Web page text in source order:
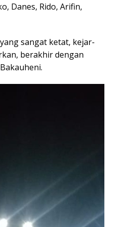
Danes, Rido, Arifin,
sangat ketat, kejar-
berakhir dengan